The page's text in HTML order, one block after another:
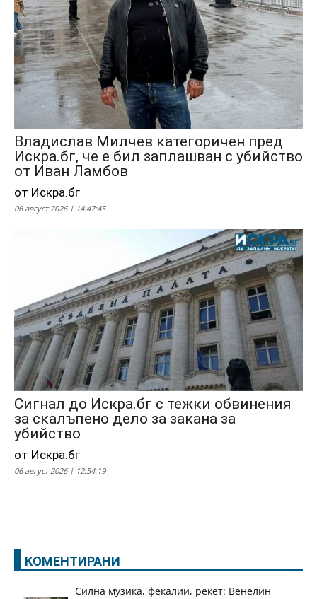
Владислав Милчев категоричен пред
Искра.бг, че е бил заплашван с убийство
от Иван Ламбов
от Искра.бг
06 август 2026 | 14:47:45
Сигнал до Искра.бг с тежки обвинения
за скалъпено дело за закана за
убийство
от Искра.бг
06 август 2026 | 12:54:19
КОМЕНТИРАНИ
Силна музика, фекалии, рекет: Венелин